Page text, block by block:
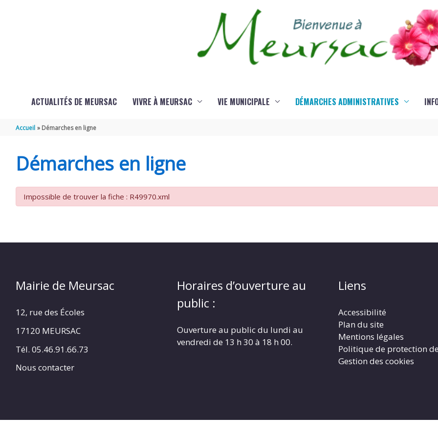
ACTUALITÉS DE MEURSAC VIVRE À MEURSAC VIE MUNICIPALE DÉMARCHES ADMINISTRATIVES
Accueil Démarches en ligne
Démarches en ligne
Impossible de trouver la fiche : R49970.xml
Mairie de Meursac
12, rue des Écoles
17120 MEURSAC
Tél. 05.46.91.66.73
Nous contacter
Horaires d’ouverture au
public :
Ouverture au public du lundi au
vendredi de 13 h 30 à 18 h 00.
Liens
Accessibilité
Plan du site
Mentions légales
Politique de protection
Gestion des cookies